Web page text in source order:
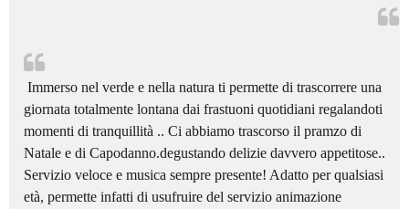


Immerso nel verde e nella natura ti permette di trascorrere una
giornata totalmente lontana dai frastuoni quotidiani regalandoti
momenti di tranquillità .. Ci abbiamo trascorso il pramzo di
Natale e di Capodanno.degustando delizie davvero appetitose..
Servizio veloce e musica sempre presente! Adatto per qualsiasi
età, permette infatti di usufruire del servizio animazione